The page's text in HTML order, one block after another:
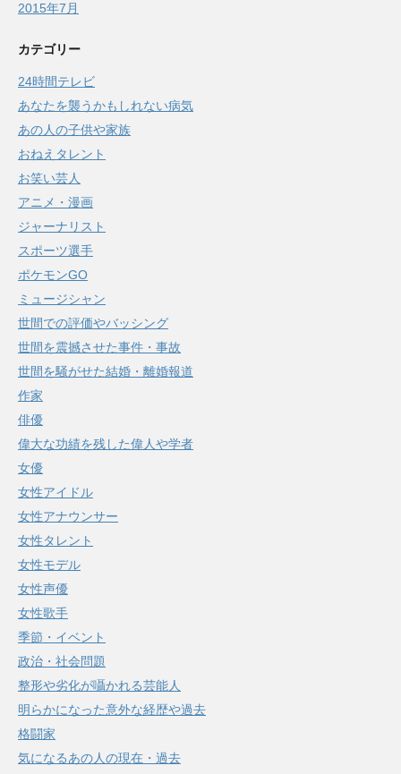
2015年7月
カテゴリー
24時間テレビ
あなたを襲うかもしれない病気
あの人の子供や家族
おねえタレント
お笑い芸人
アニメ・漫画
ジャーナリスト
スポーツ選手
ポケモンGO
ミュージシャン
世間での評価やバッシング
世間を震撼させた事件・事故
世間を騒がせた結婚・離婚報道
作家
俳優
偉大な功績を残した偉人や学者
女優
女性アイドル
女性アナウンサー
女性タレント
女性モデル
女性声優
女性歌手
季節・イベント
政治・社会問題
整形や劣化が囁かれる芸能人
明らかになった意外な経歴や過去
格闘家
気になるあの人の現在・過去